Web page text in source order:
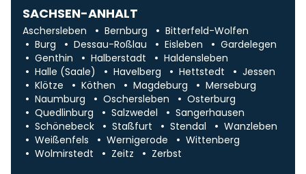
SACHSEN-ANHALT
Aschersleben Bernburg
Bitterfeld-Wolfen
Burg
Dessau-Roßlau Eisleben
Gardelegen
Genthin
Halberstadt
Haldensleben
Halle (Saale)
Havelberg Hettstedt
Jessen
Klötze
Köthen Magdeburg
Merseburg
Naumburg
Oschersleben
Osterburg
Quedlinburg
Salzwedel
Sangerhausen
Schönebeck
Staßfurt Stendal
Wanzleben
Weißenfels
Wernigerode
Wittenberg
Wolmirstedt
Zeitz Zerbst